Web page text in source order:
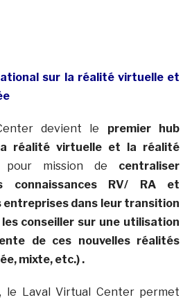
sur la réalité virtuelle et
devient le premier hub
réalité virtuelle et la réalité
mission de centraliser
connaissances RV/ RA et
entreprises dans leur transition
conseiller sur une utilisation
de ces nouvelles réalités
mixte, etc.) .
le Laval Virtual Center permet